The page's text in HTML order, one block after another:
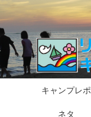
キャンプレポ
ネタ